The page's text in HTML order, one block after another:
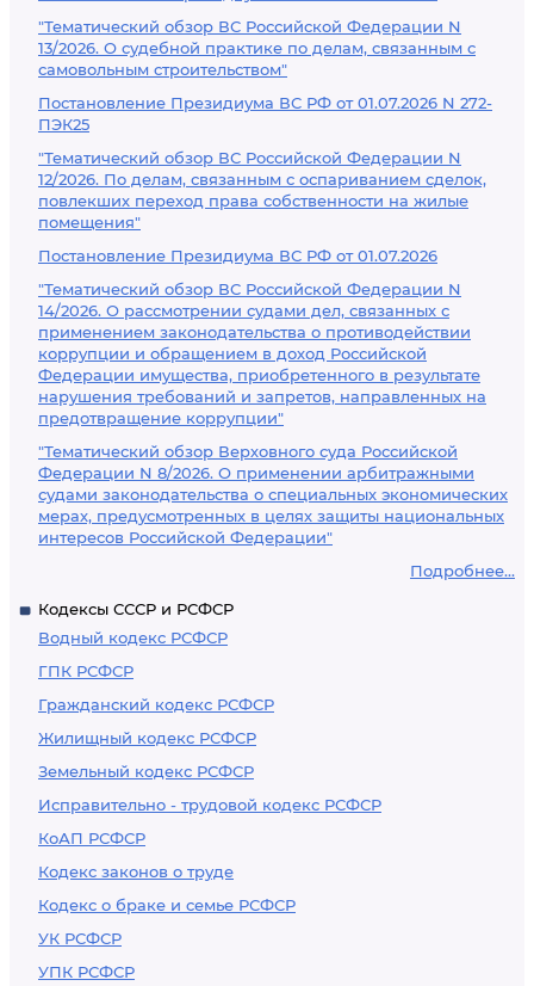
"Тематический обзор ВС Российской Федерации N
13/2026. О судебной практике по делам, связанным с
самовольным строительством"
Постановление Президиума ВС РФ от 01.07.2026 N 272-
ПЭК25
"Тематический обзор ВС Российской Федерации N
12/2026. По делам, связанным с оспариванием сделок,
повлекших переход права собственности на жилые
помещения"
Постановление Президиума ВС РФ от 01.07.2026
"Тематический обзор ВС Российской Федерации N
14/2026. О рассмотрении судами дел, связанных с
применением законодательства о противодействии
коррупции и обращением в доход Российской
Федерации имущества, приобретенного в результате
нарушения требований и запретов, направленных на
предотвращение коррупции"
"Тематический обзор Верховного суда Российской
Федерации N 8/2026. О применении арбитражными
судами законодательства о специальных экономических
мерах, предусмотренных в целях защиты национальных
интересов Российской Федерации"
Подробнее...
Кодексы СССР и РСФСР
Водный кодекс РСФСР
ГПК РСФСР
Гражданский кодекс РСФСР
Жилищный кодекс РСФСР
Земельный кодекс РСФСР
Исправительно - трудовой кодекс РСФСР
КоАП РСФСР
Кодекс законов о труде
Кодекс о браке и семье РСФСР
УК РСФСР
УПК РСФСР